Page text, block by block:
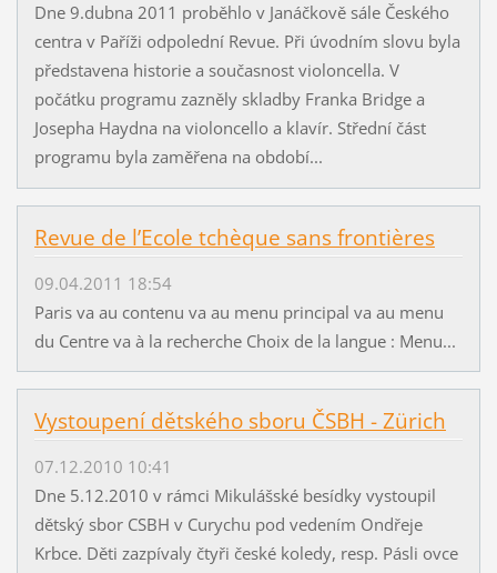
Dne 9.dubna 2011 proběhlo v Janáčkově sále Českého
centra v Paříži odpolední Revue. Při úvodním slovu byla
představena historie a současnost violoncella. V
počátku programu zazněly skladby Franka Bridge a
Josepha Haydna na violoncello a klavír. Střední část
programu byla zaměřena na období...
Revue de l’Ecole tchèque sans frontières
09.04.2011 18:54
Paris va au contenu va au menu principal va au menu
du Centre va à la recherche Choix de la langue : Menu...
Vystoupení dětského sboru ČSBH - Zürich
07.12.2010 10:41
Dne 5.12.2010 v rámci Mikulášské besídky vystoupil
dětský sbor CSBH v Curychu pod vedením Ondřeje
Krbce. Děti zazpívaly čtyři české koledy, resp. Pásli ovce